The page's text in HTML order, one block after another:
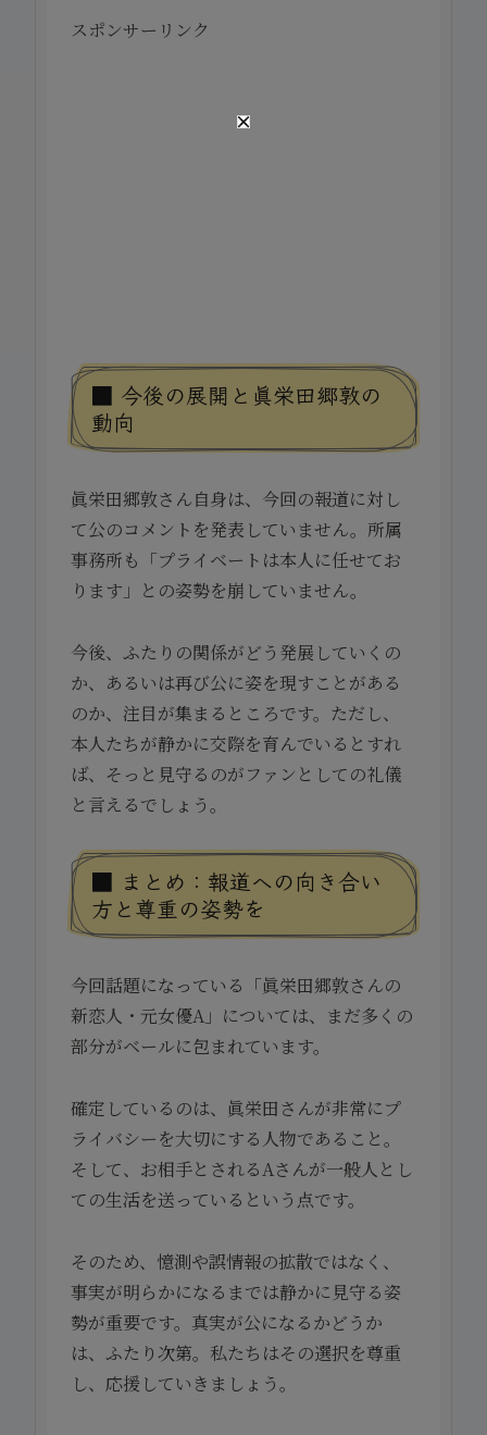
スポンサーリンク
■ 今後の展開と眞栄田郷敦の
動向
眞栄田郷敦さん自身は、今回の報道に対し
て公のコメントを発表していません。所属
事務所も「プライベートは本人に任せてお
ります」との姿勢を崩していません。
今後、ふたりの関係がどう発展していくの
か、あるいは再び公に姿を現すことがある
のか、注目が集まるところです。ただし、
本人たちが静かに交際を育んでいるとすれ
ば、そっと見守るのがファンとしての礼儀
と言えるでしょう。
■ まとめ：報道への向き合い
方と尊重の姿勢を
今回話題になっている「眞栄田郷敦さんの
新恋人・元女優A」については、まだ多くの
部分がベールに包まれています。
確定しているのは、眞栄田さんが非常にプ
ライバシーを大切にする人物であること。
そして、お相手とされるAさんが一般人とし
ての生活を送っているという点です。
そのため、憶測や誤情報の拡散ではなく、
事実が明らかになるまでは静かに見守る姿
勢が重要です。真実が公になるかどうか
は、ふたり次第。私たちはその選択を尊重
し、応援していきましょう。